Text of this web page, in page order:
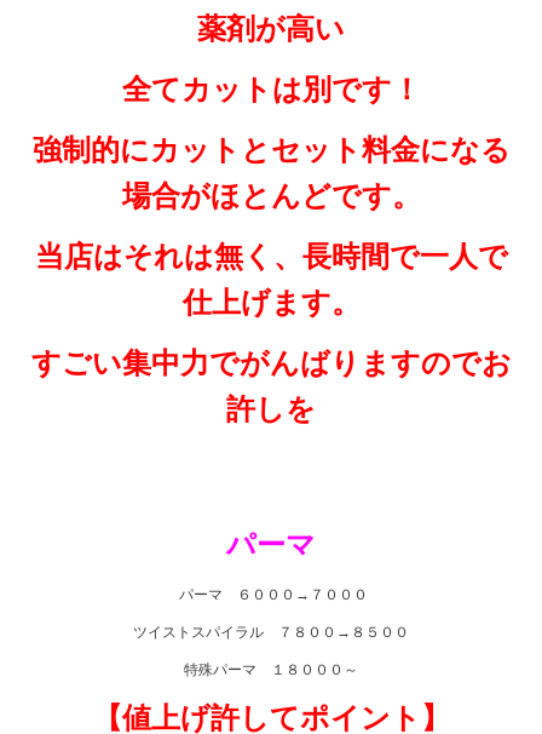
薬剤が高い
全てカットは別です！
強制的にカットとセット料金になる
場合がほとんどです。
当店はそれは無く、長時間で一人で
仕上げます。
すごい集中力でがんばりますのでお
許しを
パーマ
パーマ ６０００→７０００
ツイストスパイラル ７８００→８５００
特殊パーマ １８０００～
【値上げ許してポイント】